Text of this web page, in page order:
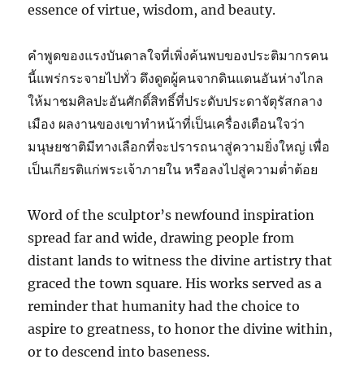
essence of virtue, wisdom, and beauty.
คำพูดของแรงบันดาลใจที่เพิ่งค้นพบของประติมากรคน
นี้แพร่กระจายไปทั่ว ดึงดูดผู้คนจากดินแดนอันห่างไกล
ให้มาชมศิลปะอันศักดิ์สิทธิ์ที่ประดับประดาจัตุรัสกลาง
เมือง ผลงานของเขาทำหน้าที่เป็นเครื่องเตือนใจว่า
มนุษยชาติมีทางเลือกที่จะปรารถนาสู่ความยิ่งใหญ่ เพื่อ
เป็นเกียรติแก่พระเจ้าภายใน หรือลงไปสู่ความต่ำต้อย
Word of the sculptor’s newfound inspiration
spread far and wide, drawing people from
distant lands to witness the divine artistry that
graced the town square. His works served as a
reminder that humanity had the choice to
aspire to greatness, to honor the divine within,
or to descend into baseness.